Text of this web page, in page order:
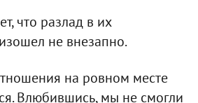
что разлад в их
не внезапно.
на ровном месте
Влюбившись, мы не смогли